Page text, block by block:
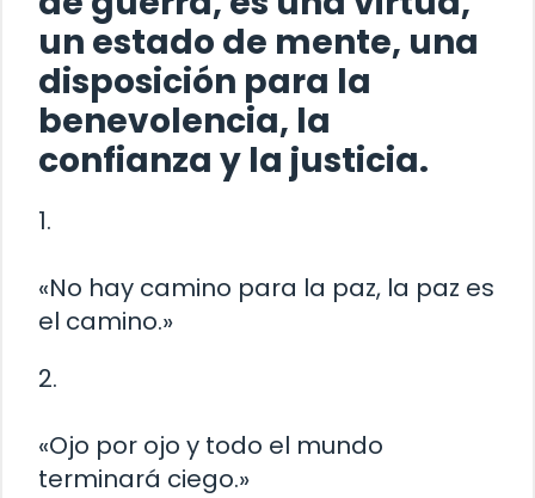
un estado de mente, una
disposición para la
benevolencia, la
confianza y la justicia.
1.
«No hay camino para la paz, la paz es
el camino.»
2.
«Ojo por ojo y todo el mundo
terminará ciego.»